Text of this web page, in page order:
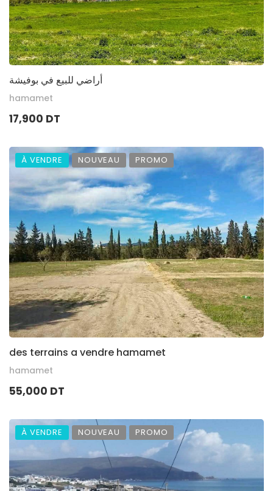
أراضي للبيع في بوفيشة
hamamet
17,900 DT
À VENDRE NOUVEAU PROMO
des terrains a vendre hamamet
hamamet
55,000 DT
À VENDRE NOUVEAU PROMO